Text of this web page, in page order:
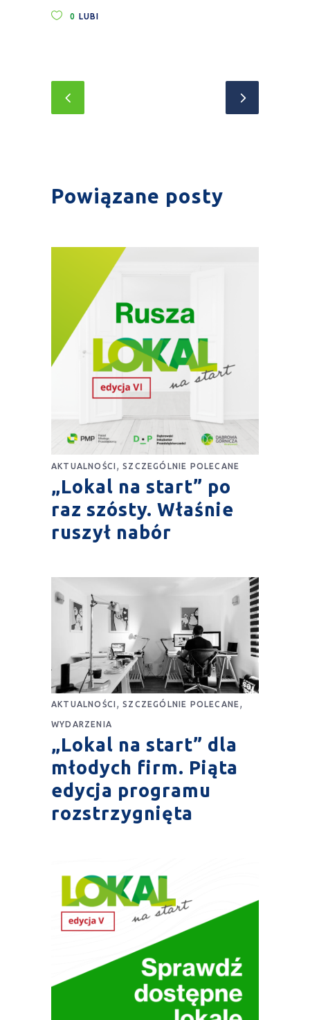
0 LUBI
Powiązane posty
AKTUALNOŚCI ,SZCZEGÓLNIE POLECANE
„Lokal na start” po
raz szósty. Właśnie
ruszył nabór
AKTUALNOŚCI ,SZCZEGÓLNIE POLECANE ,
WYDARZENIA
„Lokal na start” dla
młodych firm. Piąta
edycja programu
rozstrzygnięta